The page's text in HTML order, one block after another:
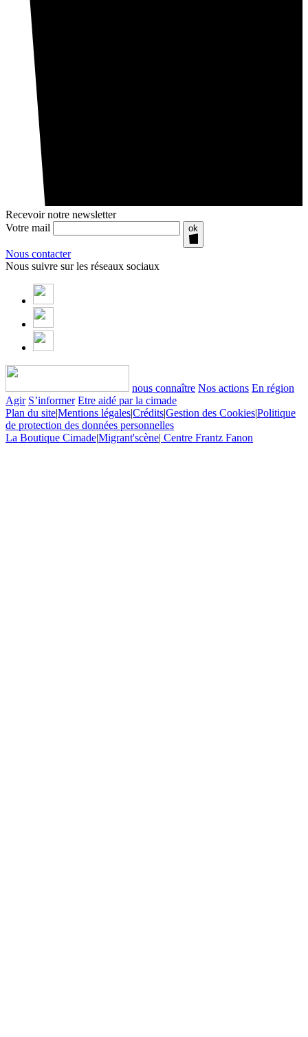
Recevoir notre newsletter
Votre mail
ok
Nous contacter
Nous suivre sur les réseaux sociaux
nous connaître Nos actions En région
Agir S’informer Etre aidé par la cimade
Plan du site|Mentions légales|Crédits|Gestion des Cookies|Politique
de protection des données personnelles
La Boutique Cimade|Migrant'scène| Centre Frantz Fanon